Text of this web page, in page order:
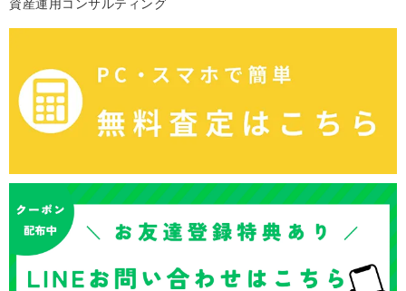
資産運用コンサルティング